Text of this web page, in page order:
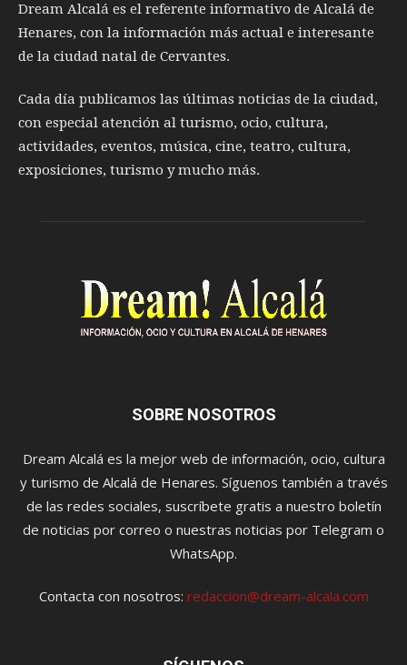
Dream Alcalá es el referente informativo de Alcalá de
Henares, con la información más actual e interesante
de la ciudad natal de Cervantes.
Cada día publicamos las últimas noticias de la ciudad,
con especial atención al turismo, ocio, cultura,
actividades, eventos, música, cine, teatro, cultura,
exposiciones, turismo y mucho más.
SOBRE NOSOTROS
Dream Alcalá es la mejor web de información, ocio, cultura
y turismo de Alcalá de Henares. Síguenos también a través
de las redes sociales, suscríbete gratis a nuestro boletín
de noticias por correo o nuestras noticias por Telegram o
WhatsApp.
Contacta con nosotros: redaccion@dream-alcala.com